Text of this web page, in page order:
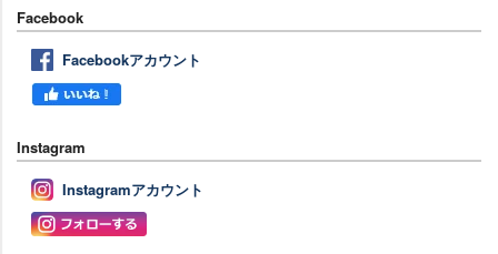
Facebook
Facebookアカウント
Instagram
Instagramアカウント